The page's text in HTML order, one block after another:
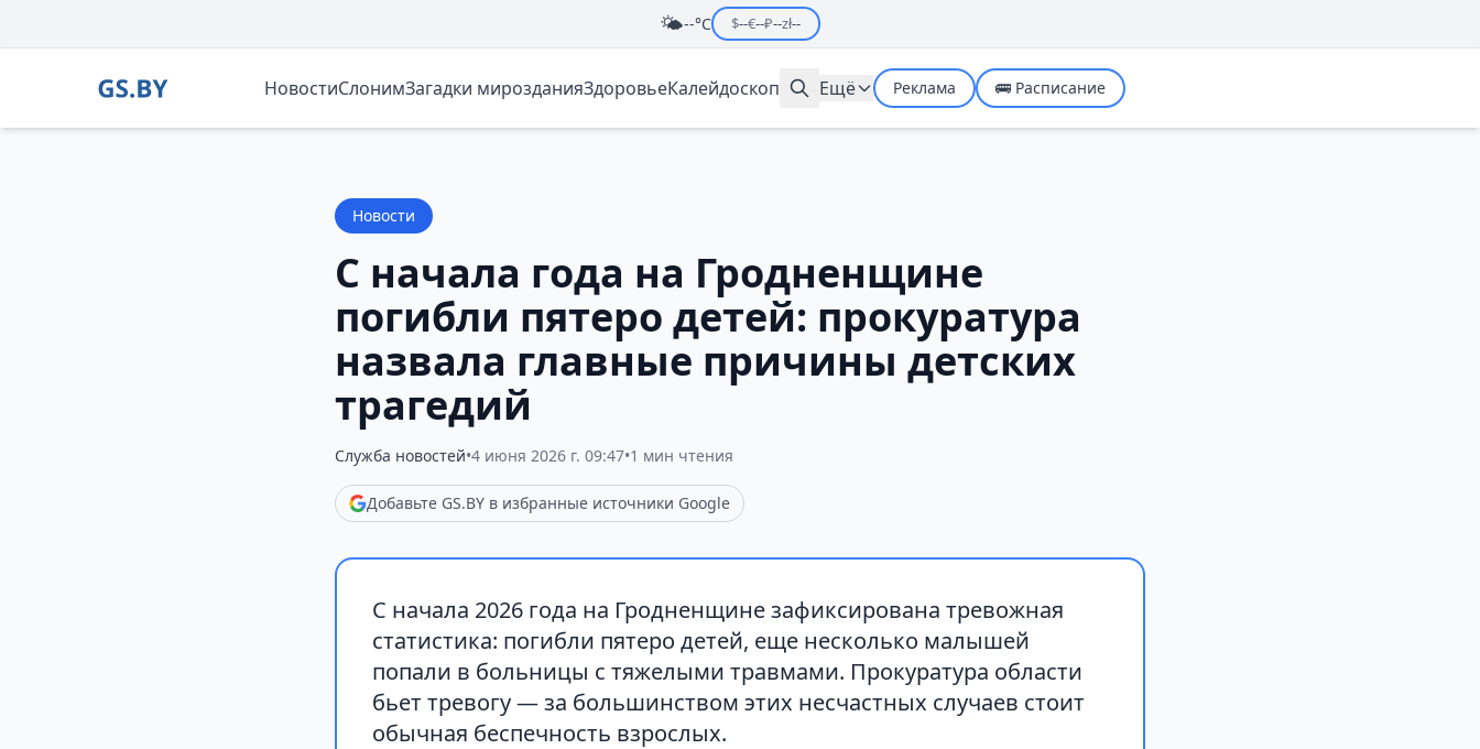
🌤️--°C $--€--₽--zł--
НовостиСлонимЗагадки мирозданияЗдоровьеКалейдоскоп Ещё Реклама 🚌 Расписание
Новости
С начала года на Гродненщине
погибли пятеро детей: прокуратура
назвала главные причины детских
трагедий
Служба новостей•4 июня 2026 г. 09:47•1 мин чтения
Добавьте GS.BY в избранные источники Google
С начала 2026 года на Гродненщине зафиксирована тревожная
статистика: погибли пятеро детей, еще несколько малышей
попали в больницы с тяжелыми травмами. Прокуратура области
бьет тревогу — за большинством этих несчастных случаев стоит
обычная беспечность взрослых.